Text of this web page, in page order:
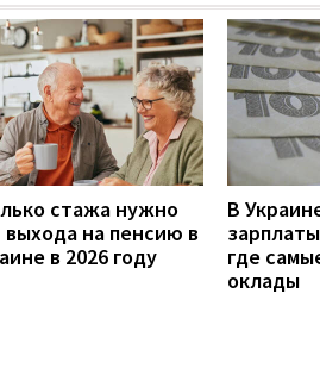
стажа нужно
выхода на пенсию в
в 2026 году
В
где
оклады